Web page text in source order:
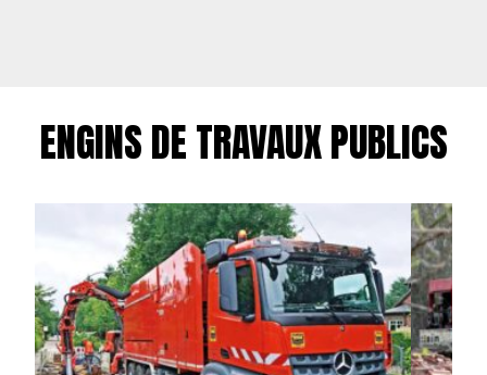
ENGINS DE TRAVAUX PUBLICS